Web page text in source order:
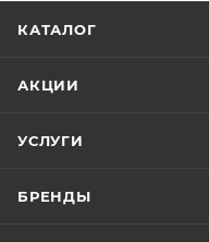
КАТАЛОГ
АКЦИИ
УСЛУГИ
БРЕНДЫ